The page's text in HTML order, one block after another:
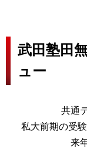
武田塾田
ュー
共通
私大前期の受
来